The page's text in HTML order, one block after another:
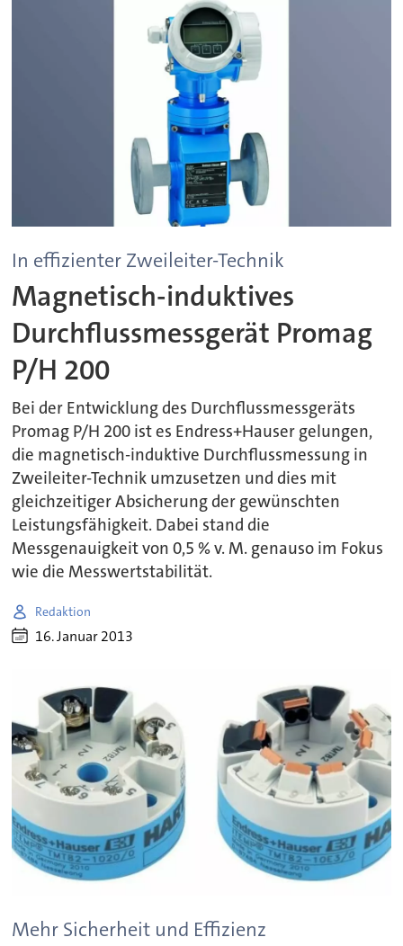
In effizienter Zweileiter-Technik
Magnetisch-induktives
Durchflussmessgerät Promag
P/H 200
Bei der Entwicklung des Durchflussmessgeräts
Promag P/H 200 ist es Endress+Hauser gelungen,
die magnetisch-induktive Durchflussmessung in
Zweileiter-Technik umzusetzen und dies mit
gleichzeitiger Absicherung der gewünschten
Leistungsfähigkeit. Dabei stand die
Messgenauigkeit von 0,5 % v. M. genauso im Fokus
wie die Messwertstabilität.
Redaktion
16. Januar 2013
Mehr Sicherheit und Effizienz